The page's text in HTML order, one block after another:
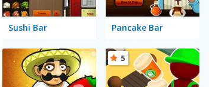
Sushi Bar Pancake Bar
5